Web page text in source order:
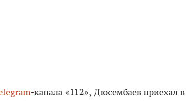
-канала «112», Дюсембаев приехал